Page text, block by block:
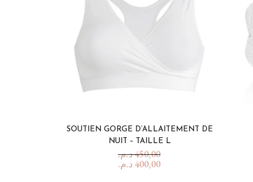
SOUTIEN GORGE D’ALLAITEMENT DE
NUIT – TAILLE L
450,00د.م.
400,00 د.م.